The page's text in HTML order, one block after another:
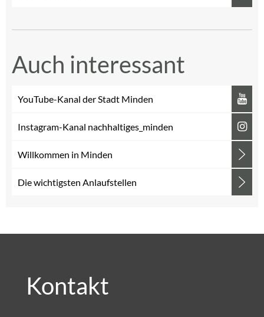
Auch interessant
YouTube-Kanal der Stadt Minden
Instagram-Kanal nachhaltiges_minden
Willkommen in Minden
Die wichtigsten Anlaufstellen
Kontakt